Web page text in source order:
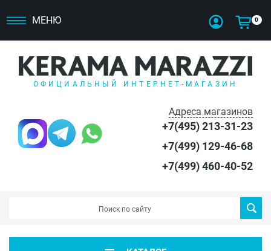
МЕНЮ 0
ОФИЦИАЛЬНЫЙ ИНТЕРНЕТ-МАГАЗИН
Адреса магазинов
+7(495) 213-31-23
+7(499) 129-46-68
+7(499) 460-40-52